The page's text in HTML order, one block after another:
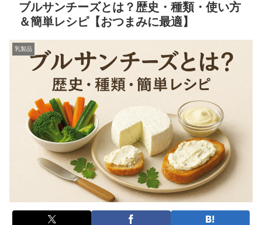
ブルサンチーズとは？歴史・種類・使い方
＆簡単レシピ【おつまみに最適】
乳製品